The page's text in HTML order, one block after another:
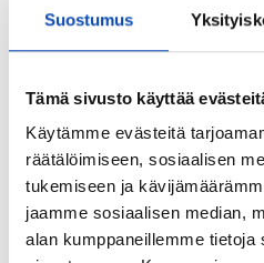
Suostumus
Tämä sivusto käyttää
Käytämme evästeitä
räätälöimiseen, sosiaalisen
tukemiseen ja
jaamme sosiaalisen median,
alan kumppaneillemme tietoja
Huoltoyhtiö
Kiinteistönhoito Olander
Isännöitsijätoimisto:
Oiva Isännöinti Oy / Vantaa
Isännöitsijän nimi:
Markku Laine